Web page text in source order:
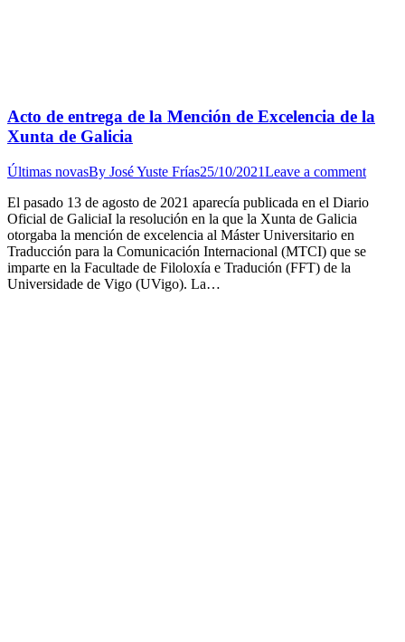
Acto de entrega de la Mención de Excelencia de la
Xunta de Galicia
Últimas novasBy José Yuste Frías25/10/2021Leave a comment
El pasado 13 de agosto de 2021 aparecía publicada en el Diario
Oficial de GaliciaI la resolución en la que la Xunta de Galicia
otorgaba la mención de excelencia al Máster Universitario en
Traducción para la Comunicación Internacional (MTCI) que se
imparte en la Facultade de Filoloxía e Tradución (FFT) de la
Universidade de Vigo (UVigo). La…